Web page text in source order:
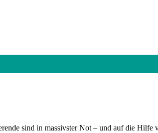
sind in massivster Not – und auf die Hilfe